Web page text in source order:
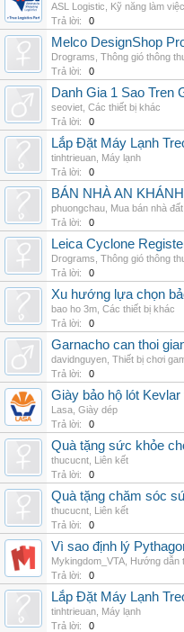
ASL Logistic
Kỹ năng làm việc
Trả lời:
0
Melco DesignShop
Drograms Thông gió thông
Trả lời:
0
Danh Gia 1 Sao Tren
seoviet Các thiết bị khác
Trả lời:
0
Lắp Đặt Máy Lạnh
tinhtrieuan Máy lạnh
Trả lời:
0
BÁN NHÀ AN
phuongchau Mua bán nhà đất
Trả lời:
0
Leica Cyclone
Drograms Thông gió thông
Trả lời:
0
Xu hướng lựa chọn
bao ho 3m Các thiết bị khác
Trả lời:
0
Garnacho can thoi
davidnguyen Thiết bị chơi
Trả lời:
0
Giày bảo hộ lót
Lasa Giày dép
Trả lời:
0
Quà tặng sức khỏe
thucucnt Liên kết
Trả lời:
0
Quà tặng chăm sóc
thucucnt Liên kết
Trả lời:
0
Vì sao định lý
Mykingdom_VTA Hướng dẫn
Trả lời:
0
Lắp Đặt Máy Lạnh
tinhtrieuan Máy lạnh
Trả lời:
0